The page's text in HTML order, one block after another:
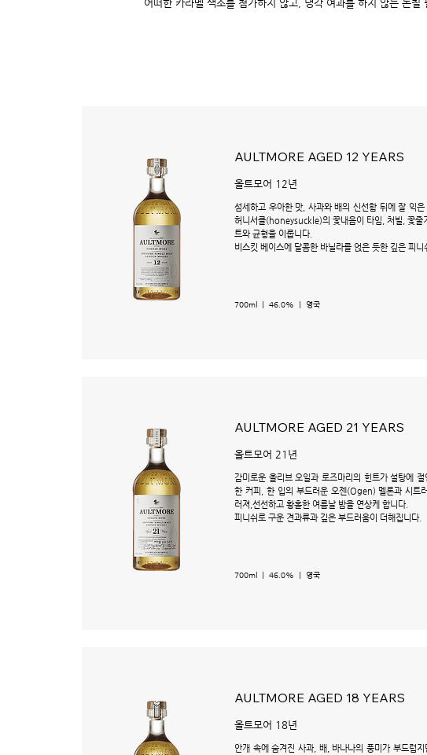
어떠한 카라멜 색소를 첨가하지 않고, 냉각 여과를 하지 않는 논
AULTMORE AGED 12 YEARS
올트모어 12년
섬세하고 우아한 맛, 사과와 배의 신선함 뒤에 잘 익은
허니서클(honeysuckle)의 꽃내음이 타임, 처빌, 꽃줄
트와 균형을 이룹니다.
비스킷 베이스에 달콤한 바닐라를 얹은 듯한 깊은 피니
700ml ㅣ 46.0% ㅣ 영국
AULTMORE AGED 21 YEARS
올트모어 21년
감미로운 올리브 오일과 로즈마리의 힌트가 설탕에
한 커피, 한 입의 부드러운 오젠(Ogen) 멜론과 시트
러져,선선하고 황홀한 여름날 밤을 연상케 합니다.
피니쉬로 구운 견과류과 깊은 부드러움이 더해집니다.
700ml ㅣ 46.0% ㅣ 영국
AULTMORE AGED 18 YEARS
올트모어 18년
안개 속에 숨겨진 사과, 배, 바나나의 풍미가 부드럽지